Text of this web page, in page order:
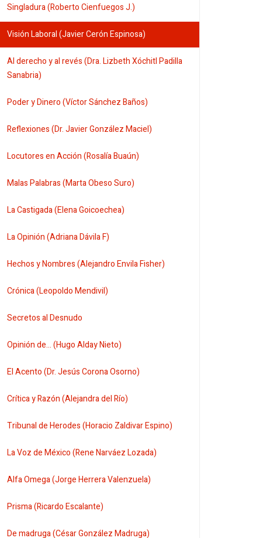
Singladura (Roberto Cienfuegos J.)
Visión Laboral (Javier Cerón Espinosa)
Al derecho y al revés (Dra. Lizbeth Xóchitl Padilla
Sanabria)
Poder y Dinero (Víctor Sánchez Baños)
Reflexiones (Dr. Javier González Maciel)
Locutores en Acción (Rosalía Buaún)
Malas Palabras (Marta Obeso Suro)
La Castigada (Elena Goicoechea)
La Opinión (Adriana Dávila F)
Hechos y Nombres (Alejandro Envila Fisher)
Crónica (Leopoldo Mendivil)
Secretos al Desnudo
Opinión de... (Hugo Alday Nieto)
El Acento (Dr. Jesús Corona Osorno)
Crítica y Razón (Alejandra del Río)
Tribunal de Herodes (Horacio Zaldivar Espino)
La Voz de México (Rene Narváez Lozada)
Alfa Omega (Jorge Herrera Valenzuela)
Prisma (Ricardo Escalante)
De madruga (César González Madruga)